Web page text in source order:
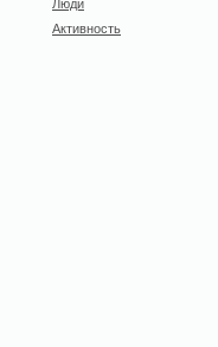
Активность